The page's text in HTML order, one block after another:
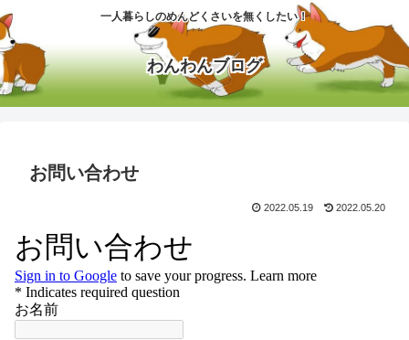
一人暮らしのめんどくさいを無くしたい！
わんわんブログ
お問い合わせ
2022.05.19 2022.05.20